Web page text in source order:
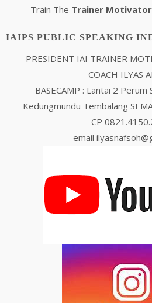
Train The Trainer Motivator
IAIPS PUBLIC SPEAKING
PRESIDENT IAI TRAINER
COACH ILYAS
BASECAMP : Lantai 2 Perum
Kedungmundu Tembalang
CP
email